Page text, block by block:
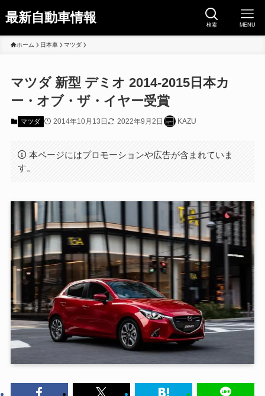
最新自動車情報 検索 MENU
ホーム 日本車 マツダ
マツダ 新型 デミオ 2014-2015日本カ
ー・オブ・ザ・イヤー受賞
マツダ 2014年10月13日 2022年9月2日 KAZU
本ページにはプロモーションや広告が含まれていま
す。